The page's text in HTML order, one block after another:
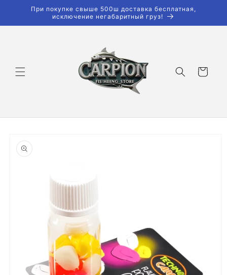
При покупке свыше 500ш доставка бесплатная,
исключение негабаритный груз!
Корзина
информации
о продукте